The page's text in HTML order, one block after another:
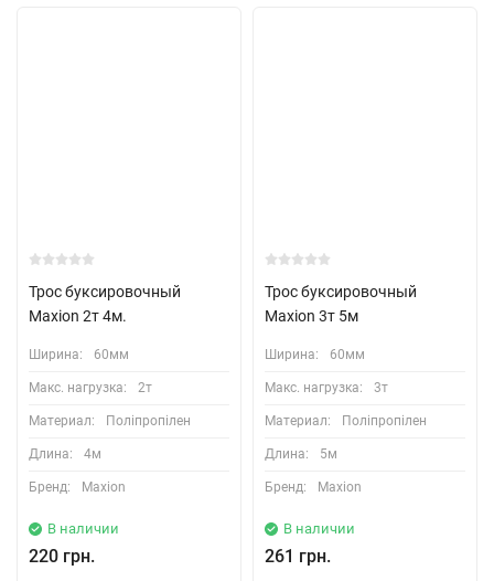
Трос буксировочный
Maxion 2т 4м.
Ширина: 60мм
Макс. нагрузка: 2т
Материал: Поліпропілен
Длина: 4м
Бренд: Maxion
В наличии
220 грн.
Трос буксировочный
Maxion 3т 5м
Ширина: 60мм
Макс. нагрузка: 3т
Материал: Поліпропілен
Длина: 5м
Бренд: Maxion
В наличии
261 грн.